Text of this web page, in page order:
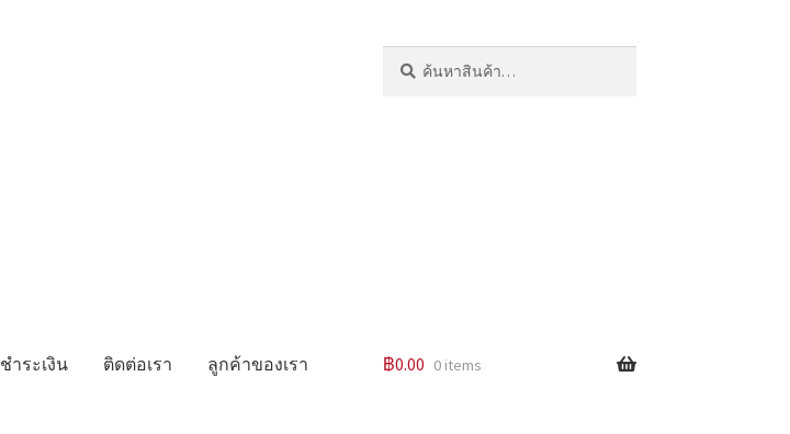
ชำระเงิน ติดต่อเรา ลูกค้าของเรา ฿0.00 0 items